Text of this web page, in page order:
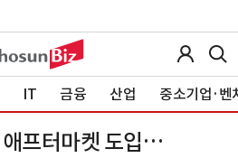
IT 금융 산업 중소기업·벤
프터마켓 도입…